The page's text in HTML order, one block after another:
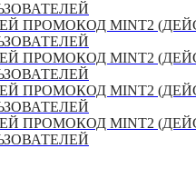
ПРОМОКОД MINT2
ПРОМОКОД MINT2
ПРОМОКОД MINT2
ПРОМОКОД MINT2